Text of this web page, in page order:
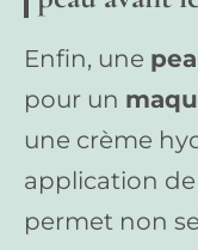
Enfin, une
pour un
une crème
application de
permet non